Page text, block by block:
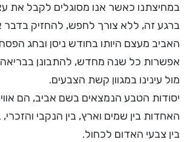
במחיצתנו כאשר אנו מסוגלים לקבל את
ברגע זה, ללא צורך לחפש, להחזיק בדבר
האביב מעצם היותו בחודש ניסן ובחג
אפשרות כל שנה מחדש, להתבונן
מול עינינו במגוון קשת הצבעים.
יסודות הטבע הנמצאים בשם אביב, הם
האחדות בין שמים וארץ, בין הנקבי
בין צבעי האדום לכחול.